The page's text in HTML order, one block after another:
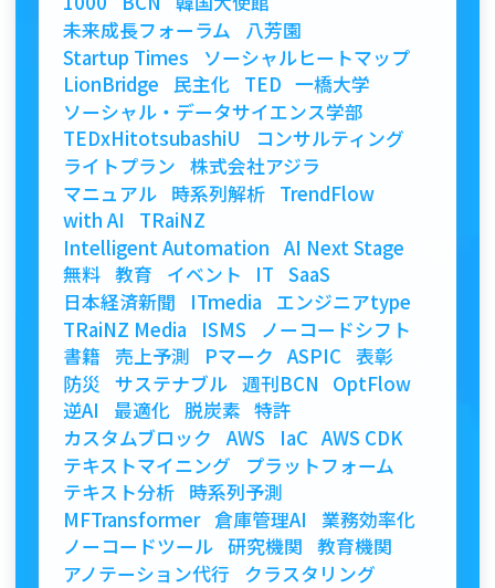
未来成長フォーラム
八芳園
Startup Times
ソーシャルヒートマップ
LionBridge 民主化 TED 一橋大学
ソーシャル・データサイエンス学部
TEDxHitotsubashiU
コンサルティング
ライトプラン 株式会社アジラ
マニュアル 時系列解析 TrendFlow
with AI
TRaiNZ
Intelligent Automation AI Next Stage
無料 教育 イベント IT SaaS
日本経済新聞
ITmedia
エンジニアtype
TRaiNZ Media
ISMS
ノーコードシフト
書籍
売上予測 Pマーク ASPIC 表彰
防災 サステナブル 週刊BCN
OptFlow
逆AI
最適化 脱炭素 特許
カスタムブロック
AWS IaC AWS CDK
テキストマイニング
プラットフォーム
テキスト分析 時系列予測
MFTransformer 倉庫管理AI
業務効率化
ノーコードツール 研究機関 教育機関
アノテーション代行
クラスタリング